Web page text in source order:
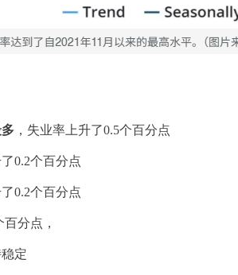
，失业率上升了0.5个百分点
0.2个百分点
0.2个百分点
分点，
定